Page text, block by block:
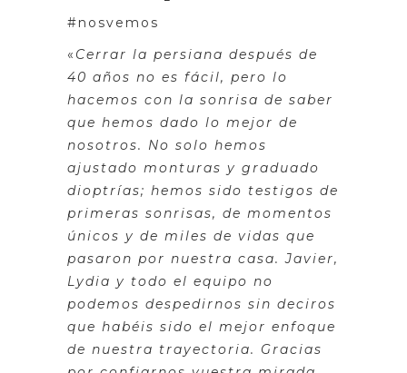
#nosvemos
« Cerrar la persiana después de
40 años no es fácil, pero lo
hacemos con la sonrisa de saber
que hemos dado lo mejor de
nosotros. No solo hemos
ajustado monturas y graduado
dioptrías; hemos sido testigos de
primeras sonrisas, de momentos
únicos y de miles de vidas que
pasaron por nuestra casa. Javier,
Lydia y todo el equipo no
podemos despedirnos sin deciros
que habéis sido el mejor enfoque
de nuestra trayectoria. Gracias